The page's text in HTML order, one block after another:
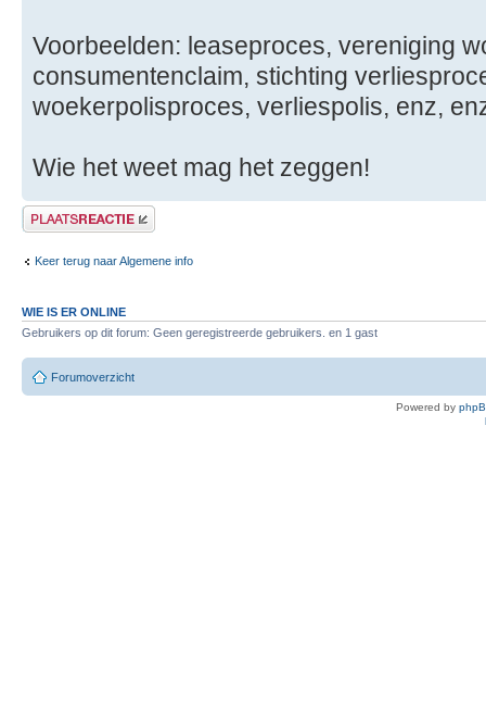
Voorbeelden: leaseproces, vereniging
consumentenclaim, stichting
woekerpolisproces, verliespolis, enz,
Wie het weet mag het zeggen!
Plaats een reactie
Keer terug naar Algemene info
WIE IS ER ONLINE
Gebruikers op dit forum: Geen geregistreerde gebruikers. en 1 gast
Forumoverzicht
Powered by